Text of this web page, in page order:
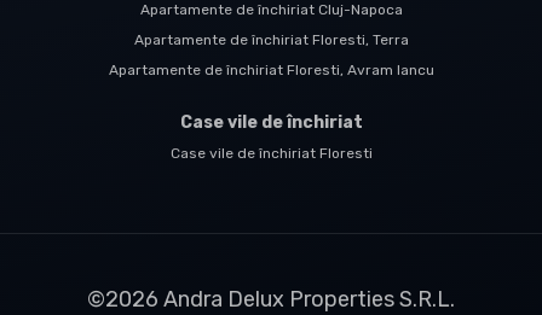
Apartamente de închiriat Cluj-Napoca
Apartamente de închiriat Floresti, Terra
Apartamente de închiriat Floresti, Avram Iancu
Case vile de închiriat
Case vile de închiriat Floresti
©2026 Andra Delux Properties S.R.L.